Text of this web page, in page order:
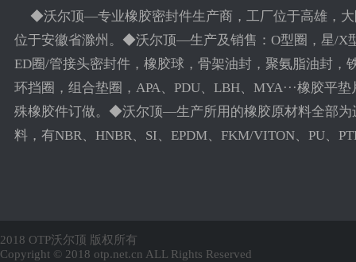
◆沃尔顶—专业橡胶密封件生产商，工厂位于高雄，大
位于安徽省滁州。◆沃尔顶—生产及销售：O型圈，星/X
ED圈/管接头密封件，橡胶球，骨架油封，聚氨脂油封，
环挡圈，组合垫圈，APA、PDU、LBH、MYA···橡胶平垫
殊橡胶件订做。◆沃尔顶—生产所用的橡胶原材料全部为
料，有NBR、HNBR、SI、EPDM、FKM/VITON、PU、
2018 OTP沃尔顶 版权所有
Copyright © 2018 otp.net.cn ALL Rights Reserved